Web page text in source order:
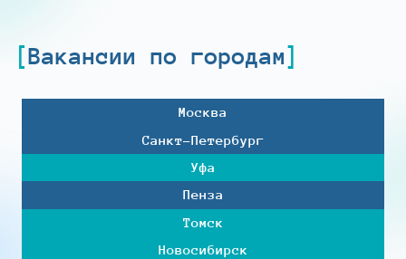
Вакансии по городам
Москва
Санкт-Петербург
Уфа
Пенза
Томск
Новосибирск